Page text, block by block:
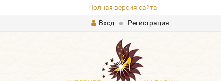
Полная версия сайта
Вход
Регистрация